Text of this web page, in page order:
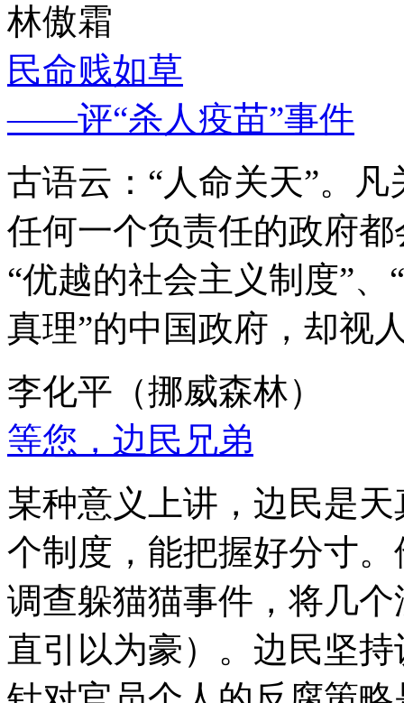
林傲霜
民命贱如草
——评“杀人疫苗”事件
古语云：“人命关天”。
任何一个负责任的政府
“优越的社会主义制度”
真理”的中国政府，却视
李化平（挪威森林）
等您，边民兄弟
某种意义上讲，边民是
个制度，能把握好分寸
调查躲猫猫事件，将几
直引以为豪）。边民坚